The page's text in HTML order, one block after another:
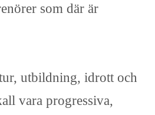
som där är
utbildning, idrott och
vara progressiva,